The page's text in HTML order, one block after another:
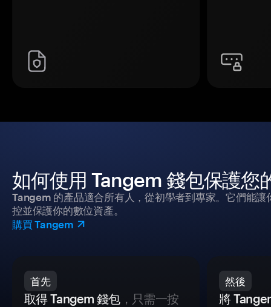
如何使用 Tangem 錢包保護您
Tangem 的產品適合所有人，從初學者到專家。它們能
控並保護你的數位資產。
購買 Tangem
首先
取得 Tangem 錢包，只需一按
然後
將